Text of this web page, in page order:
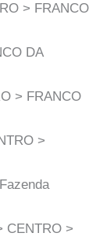
> FRANCO
DA
> FRANCO
>
CENTRO >